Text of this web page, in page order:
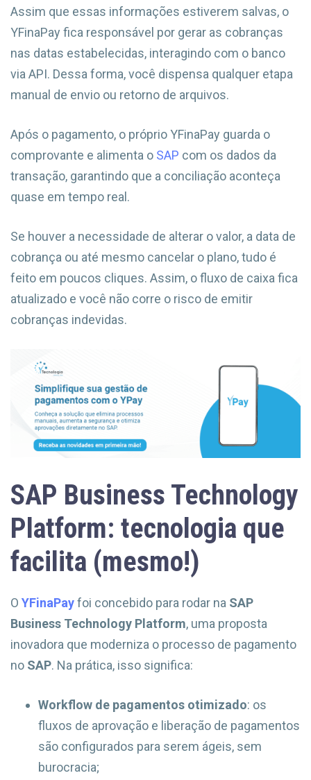
Assim que essas informações estiverem salvas, o
YFinaPay fica responsável por gerar as cobranças
nas datas estabelecidas, interagindo com o banco
via API. Dessa forma, você dispensa qualquer etapa
manual de envio ou retorno de arquivos.
Após o pagamento, o próprio YFinaPay guarda o
comprovante e alimenta o SAP com os dados da
transação, garantindo que a conciliação aconteça
quase em tempo real.
Se houver a necessidade de alterar o valor, a data de
cobrança ou até mesmo cancelar o plano, tudo é
feito em poucos cliques. Assim, o fluxo de caixa fica
atualizado e você não corre o risco de emitir
cobranças indevidas.
SAP Business Technology
Platform: tecnologia que
facilita (mesmo!)
O YFinaPayfoi concebido para rodar na SAP
Business Technology Platform, uma proposta
inovadora que moderniza o processo de pagamento
no SAP. Na prática, isso significa:
Workflow de pagamentos otimizado: os
fluxos de aprovação e liberação de pagamentos
são configurados para serem ágeis, sem
burocracia;